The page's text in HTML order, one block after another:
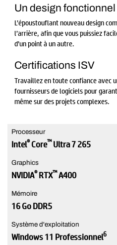
Un design
L’époustouflant nouveau design
l’arrière, afin que vous puissiez
d’un point à un autre.
Certifications ISV
Travaillez en toute confiance avec
fournisseurs de logiciels pour
même sur des projets complexes.
Processeur
Intel®Core™Ultra 7 265
Graphics
NVIDIA®RTX™A400
Mémoire
16 Go DDR5
Système d'exploitation
Windows 11 Professionnel6